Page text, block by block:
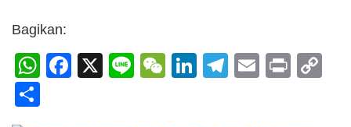
Bagikan:
WhatsApp
Facebook
X LineWeChat
LinkedIn
Telegram
Email
Print